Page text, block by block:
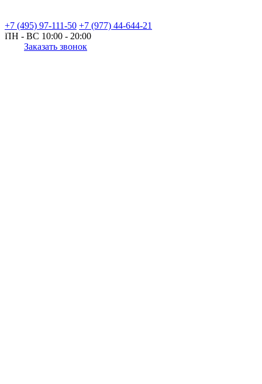
+7 (495) 97-111-50 +7 (977) 44-644-21
ПН - ВС 10:00 - 20:00
Заказать звонок